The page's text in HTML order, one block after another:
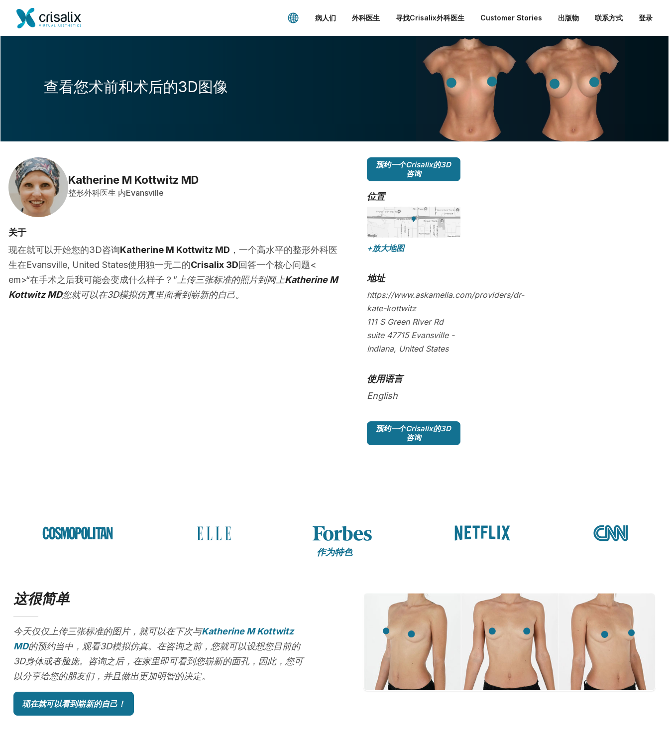
病人们 外科医生 寻找Crisalix外科医生 Customer Stories 出版物 联系方式 登录
查看您术前和术后的3D图像
Katherine M Kottwitz MD
整形外科医生 内Evansville
关于
现在就可以开始您的3D咨询Katherine M Kottwitz MD ，一个高水平的整形外科医
生在Evansville, United States使用独一无二的Crisalix 3D回答一个核心问题<
em>“在手术之后我可能会变成什么样子？” 上传三张标准的照片到网上Katherine M
Kottwitz MD您就可以在3D模拟仿真里面看到崭新的自己。
预约一个Crisalix的3D
咨询
位置
+放大地图
地址
https://www.askamelia.com/providers/dr-
kate-kottwitz
111 S Green River Rd
suite 47715 Evansville-
Indiana, United States
使用语言
English
预约一个Crisalix的3D
咨询
作为特色
这很简单
今天仅仅上传三张标准的图片，就可以在下次与Katherine M Kottwitz
MD的预约当中，观看3D模拟仿真。在咨询之前，您就可以设想您目前的
3D身体或者脸庞。咨询之后，在家里即可看到您崭新的面孔，因此，您可
以分享给您的朋友们，并且做出更加明智的决定。
现在就可以看到崭新的自己！